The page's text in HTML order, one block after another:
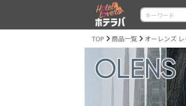
TOP 商品一覧 オーレンズ レ